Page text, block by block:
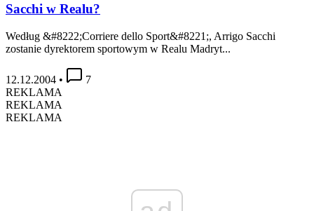
Sacchi w Realu?
Według &#8222;Corriere dello Sport&#8221;, Arrigo Sacchi
zostanie dyrektorem sportowym w Realu Madryt...
12.12.2004 •
7
REKLAMA
REKLAMA
REKLAMA